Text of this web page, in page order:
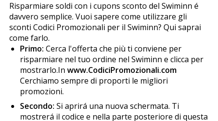
Risparmiare soldi con i cupons sconto del Swiminn é
davvero semplice. Vuoi sapere come utilizzare gli
sconti Codici Promozionali per il Swiminn? Qui saprai
come farlo.
Primo: Cerca l'offerta che più ti conviene per
risparmiare nel tuo ordine nel Swiminn e clicca per
mostrarlo.In www.CodiciPromozionali.com
Cerchiamo sempre di proporti le migliori
promozioni.
Secondo: Si aprirá una nuova schermata. Ti
mostrerá il codice e nella parte posteriore di questa